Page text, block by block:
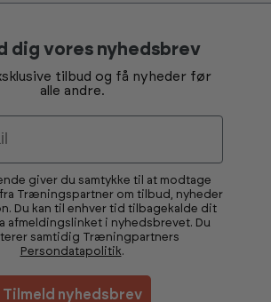
dig vores nyhedsbrev
tilbud og få nyheder før
alle andre.
giver du samtykke til at modtage
Træningspartner om tilbud, nyheder
Du kan til enhver tid tilbagekalde dit
afmeldingslinket i nyhedsbrevet. Du
samtidig Træningpartners
Persondatapolitik.
Tilmeld nyhedsbrev